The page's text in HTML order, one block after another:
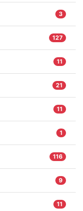
3
127
11
21
11
1
116
9
11